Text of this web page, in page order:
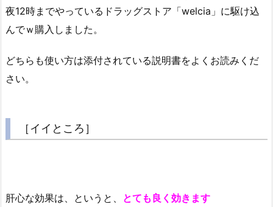
夜12時までやっているドラッグストア「welcia」に駆け込
んでｗ購入しました。
どちらも使い方は添付されている説明書をよくお読みくだ
さい。
［イイところ］
肝心な効果は、というと、 とても良く効きます